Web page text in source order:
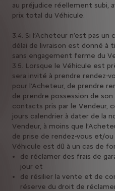
au préjudice réellement subi,
prix total du Véhicule.
3.4. Si l’Acheteur n’est pas
délai de livraison est donné
sans engagement ferme du
3.5. Lorsque le Véhicule est
sera invité à prendre rendez-
pour l’Acheteur, de prendre
de prendre possession de
contacts pris par le Vendeur,
jours calendrier à dater de la
Vendeur, à moins que
de prise de rendez-vous et/
Véhicule est dû à un cas de
de réclamer des frais de
jour et
de résilier la vente et de
réserve du droit de